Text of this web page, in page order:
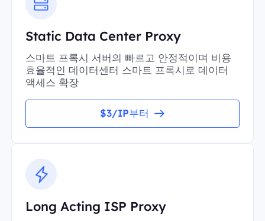
Static Data Center Proxy
스마트 프록시 서버의 빠르고 안정적이며 비용
효율적인 데이터센터 스마트 프록시로 데이터
액세스 확장
$3/IP부터
Long Acting ISP Proxy